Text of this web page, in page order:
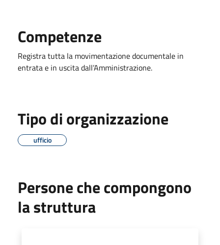
Competenze
Registra tutta la movimentazione documentale in
entrata e in uscita dall’Amministrazione.
Tipo di organizzazione
ufficio
Persone che compongono
la struttura